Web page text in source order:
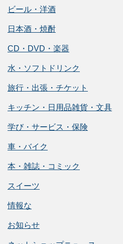
ビール・洋酒
日本酒・焼酎
CD・DVD・楽器
水・ソフトドリンク
旅行・出張・チケット
キッチン・日用品雑貨・文具
学び・サービス・保険
車・バイク
本・雑誌・コミック
スイーツ
情報な
お知らせ